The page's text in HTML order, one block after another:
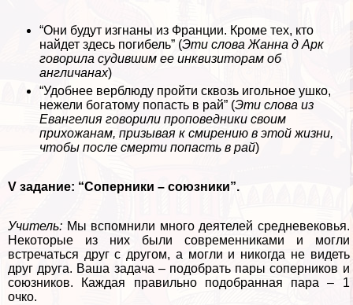
“Они будут изгнаны из Франции. Кроме тех, кто
найдет здесь погибель” (Эти слова Жанна д Арк
говорила судившим ее инквизиторам об
англичанах)
“Удобнее верблюду пройти сквозь игольное ушко,
нежели богатому попасть в рай” (Эти слова из
Евангелия говорили проповедники своим
прихожанам, призывая к смирению в этой жизни,
чтобы после cмepти попасть в рай)
V задание: “Соперники – союзники”.
Учитель: Мы вспомнили много деятелей средневековья.
Некоторые из них были современниками и могли
встречаться друг с другом, а могли и никогда не видеть
друг друга. Ваша задача – подобрать пары соперников и
союзников. Каждая правильно подобранная пара – 1
очко.